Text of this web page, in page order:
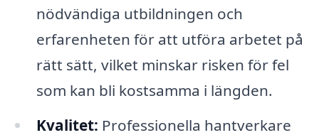
nödvändiga utbildningen och
erfarenheten för att utföra arbetet på
rätt sätt, vilket minskar risken för fel
som kan bli kostsamma i längden.
Kvalitet: Professionella hantverkare